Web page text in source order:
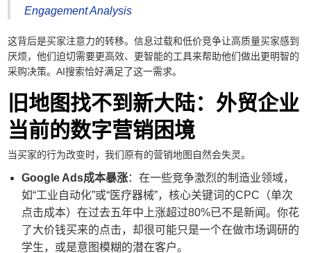
Engagement Analysis
这背后是买家注意力的转移。信息过载和低价竞争让高质量买家感到
厌烦，他们迫切需要更高效、更智能的工具来帮助他们做出更明智的
采购决策。AI搜索恰好满足了这一需求。
旧地图找不到新大陆：外贸企业
当前的数字营销困境
当买家的行为改变时，我们原有的营销地图自然会失灵。
Google Ads成本暴涨：在一些竞争激烈的制造业领域，
如“工业自动化”或“医疗器械”，核心关键词的CPC（单次
点击成本）在过去五年中上涨超过80%已不是新闻。你花
了大价钱买来的点击，却很可能只是一个在做市场调研的
学生，或是意图模糊的潜在客户。